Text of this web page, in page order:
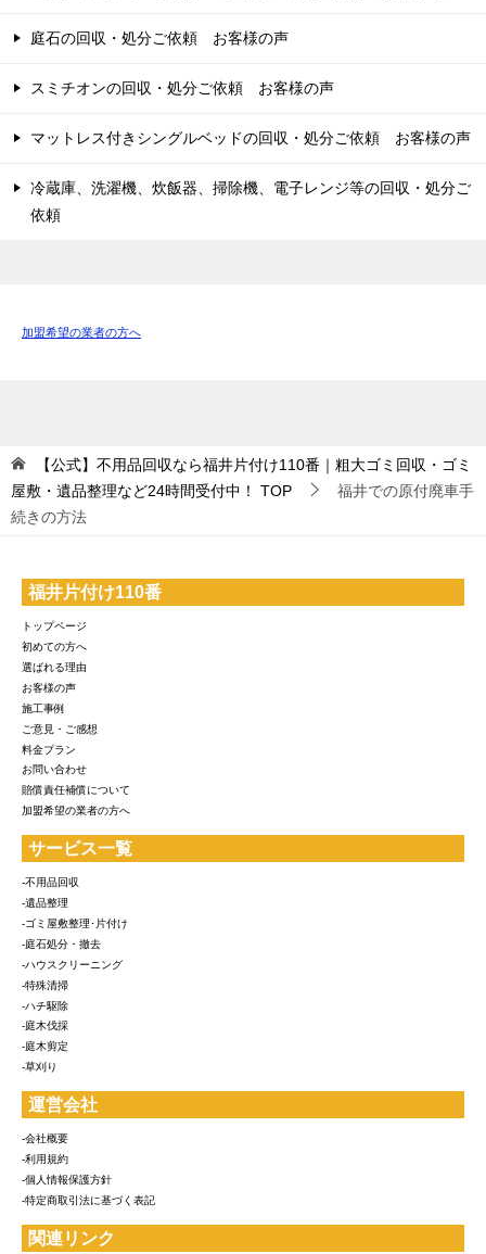
庭石の回収・処分ご依頼 お客様の声
スミチオンの回収・処分ご依頼 お客様の声
マットレス付きシングルベッドの回収・処分ご依頼 お客様の声
冷蔵庫、洗濯機、炊飯器、掃除機、電子レンジ等の回収・処分ご
依頼
加盟希望の業者の方へ
【公式】不用品回収なら福井片付け110番｜粗大ゴミ回収・ゴミ
屋敷・遺品整理など24時間受付中！
TOP
福井での原付廃車手
続きの方法
福井片付け110番
トップページ
初めての方へ
選ばれる理由
お客様の声
施工事例
ご意見・ご感想
料金プラン
お問い合わせ
賠償責任補償について
加盟希望の業者の方へ
サービス一覧
-不用品回収
-遺品整理
-ゴミ屋敷整理･片付け
-庭石処分・撤去
-ハウスクリーニング
-特殊清掃
-ハチ駆除
-庭木伐採
-庭木剪定
-草刈り
運営会社
-会社概要
-利用規約
-個人情報保護方針
-特定商取引法に基づく表記
関連リンク